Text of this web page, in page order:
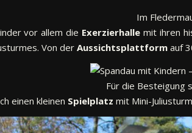
Im
vor allem die Exerzierhalle mit ihren
Von der Aussichtsplattform auf
Für die Besteigung
einen kleinen Spielplatz mit Mini-